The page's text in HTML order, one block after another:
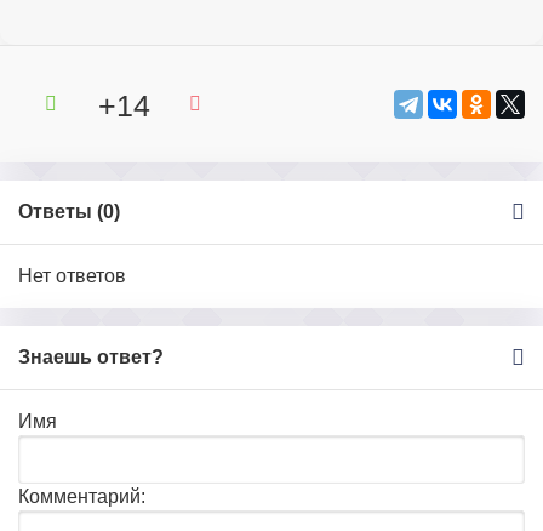
+14
Ответы (0)
Нет ответов
Знаешь ответ?
Имя
Комментарий: